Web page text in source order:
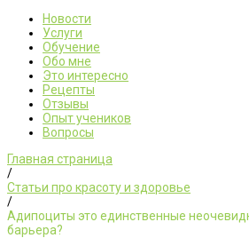
Новости
Услуги
Обучение
Обо мне
Это интересно
Рецепты
Отзывы
Опыт учеников
Вопросы
Главная страница
/
Статьи про красоту и здоровье
/
Адипоциты это единственные
барьера?